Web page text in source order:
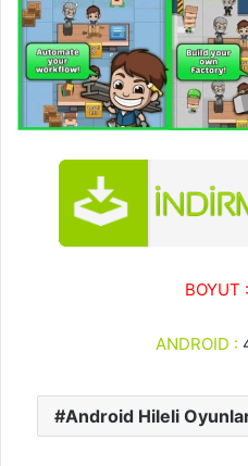
BOYUT :
ANDROID :
Android Hileli